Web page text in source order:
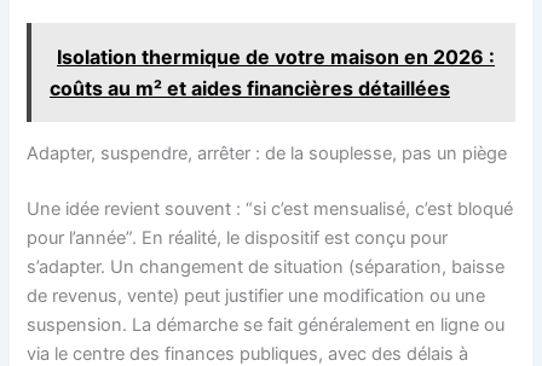
Isolation thermique de votre maison en 2026 :
coûts au m² et aides financières détaillées
Adapter, suspendre, arrêter : de la souplesse, pas un piège
Une idée revient souvent : “si c’est mensualisé, c’est bloqué
pour l’année”. En réalité, le dispositif est conçu pour
s’adapter. Un changement de situation (séparation, baisse
de revenus, vente) peut justifier une modification ou une
suspension. La démarche se fait généralement en ligne ou
via le centre des finances publiques, avec des délais à